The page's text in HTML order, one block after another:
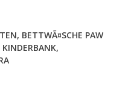
, BETTWÃ¤SCHE PAW
KINDERBANK,